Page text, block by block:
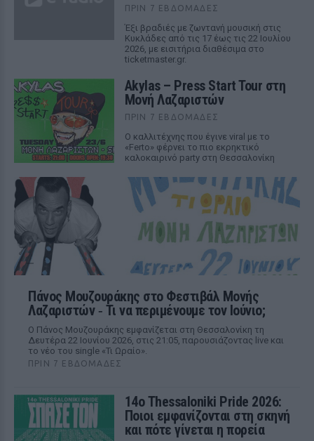
ΠΡΙΝ 7 ΕΒΔΟΜΆΔΕΣ
Έξι βραδιές με ζωντανή μουσική στις
Κυκλάδες από τις 17 έως τις 22 Ιουλίου
2026, με εισιτήρια διαθέσιμα στο
ticketmaster.gr.
Akylas – Press Start Tour στη
Μονή Λαζαριστών
ΠΡΙΝ 7 ΕΒΔΟΜΆΔΕΣ
Ο καλλιτέχνης που έγινε viral με το
«Ferto» φέρνει το πιο εκρηκτικό
καλοκαιρινό party στη Θεσσαλονίκη
Πάνος Μουζουράκης στο Φεστιβάλ Μονής
Λαζαριστών ‑ Τι να περιμένουμε τον Ιούνιο;
Ο Πάνος Μουζουράκης εμφανίζεται στη Θεσσαλονίκη τη
Δευτέρα 22 Ιουνίου 2026, στις 21:05, παρουσιάζοντας live και
το νέο του single «Τι Ωραίο».
ΠΡΙΝ 7 ΕΒΔΟΜΆΔΕΣ
14ο Thessaloniki Pride 2026:
Ποιοι εμφανίζονται στη σκηνή
και πότε γίνεται η πορεία